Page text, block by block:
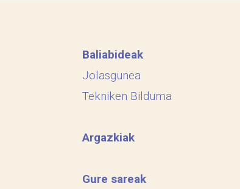
Baliabideak
Jolasgunea
Tekniken Bilduma
Argazkiak
Gure sareak